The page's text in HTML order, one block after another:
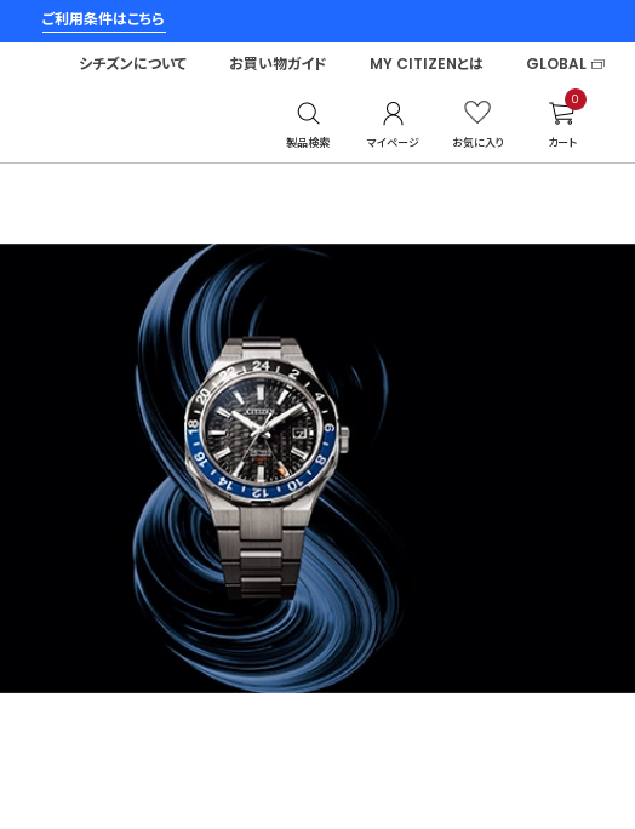
ご利用条件はこちら
製品検索 マイページ お気に入り
0
カート
シチズンについて お買い物ガイド MY CITIZENとは GLOBAL